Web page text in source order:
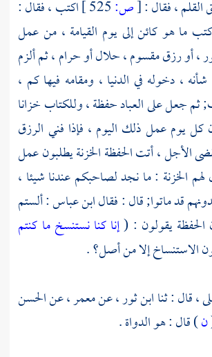
، فقال :[ص:
اكتب ، فقال :
ما هو كائن إلى يوم القيامة ، من عمل
، أو رزق مقسوم ، حلال أو حرام ، ثم ألزم
، دخوله في الدنيا ، ومقامه فيها كم ،
جعل على العباد حفظة ، وللكتاب خزانا
كل يوم عمل ذلك اليوم ، فإذا فني الرزق
الأجل ، أتت الحفظة الخزنة يطلبون عمل
الخزنة : ما نجد لصاحبكم عندنا شيئا ،
قد ماتوا; قال : فقالابن عباس: ألستم
الحفظة يقولون : (إنا كنا نستنسخ ما كنتم
الاستنساخ إلا من أصل؟ .
،قال : ثناابن ثور ،عنمعمر ،عنالحسن
ن) قال : هو الدواة .